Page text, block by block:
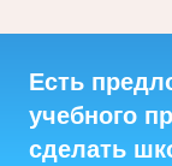
Есть
учебного
сделать